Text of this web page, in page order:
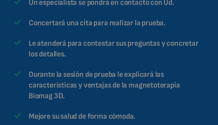
Un especialista se pondrá en contacto con Ud.
Concertará una cita para realizar la prueba.
Le atenderá para contestar sus preguntas y concretar
los detalles.
Durante la sesión de prueba le explicará las
características y ventajas de la magnetoterapia
Biomag 3D.
Mejore su salud de forma cómoda.